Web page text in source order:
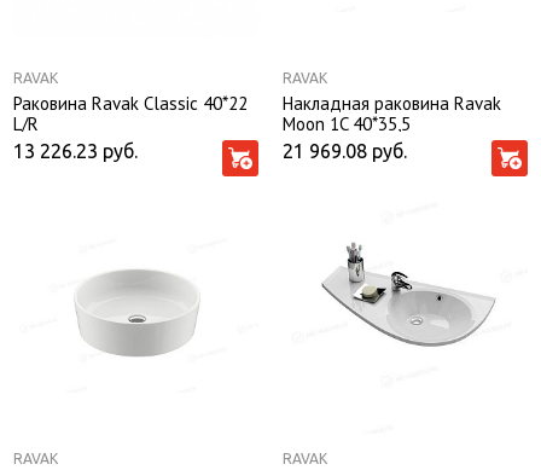
RAVAK
Раковина Ravak Classic 40*22
L/R
13 226.23 руб.
RAVAK
Накладная раковина Ravak
Moon 1C 40*35,5
21 969.08 руб.
RAVAK RAVAK